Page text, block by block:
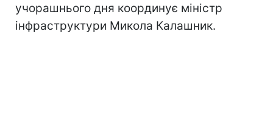
учорашнього дня координує міністр
інфраструктури Микола Калашник.